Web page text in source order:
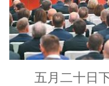
五月二十日